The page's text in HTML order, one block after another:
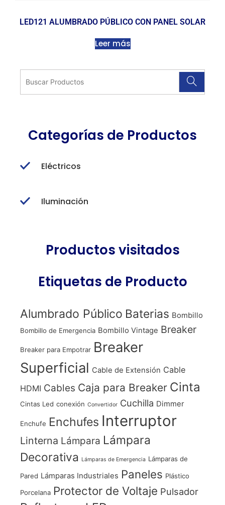
LED121 ALUMBRADO PÚBLICO CON PANEL SOLAR
Leer más
Categorías de Productos
Eléctricos
Iluminación
Productos visitados
Etiquetas de Producto
Alumbrado Público Baterias Bombillo
Bombillo de Emergencia Bombillo Vintage Breaker
Breaker para Empotrar Breaker
Superficial Cable de Extensión Cable
HDMI Cables Caja para Breaker Cinta
Cintas Led conexión Convertidor Cuchilla Dimmer
Enchufe Enchufes Interruptor
Linterna Lámpara Lámpara
Decorativa
Lámparas de Emergencia Lámparas de
Pared Lámparas Industriales Paneles Plástico
Porcelana Protector de Voltaje Pulsador